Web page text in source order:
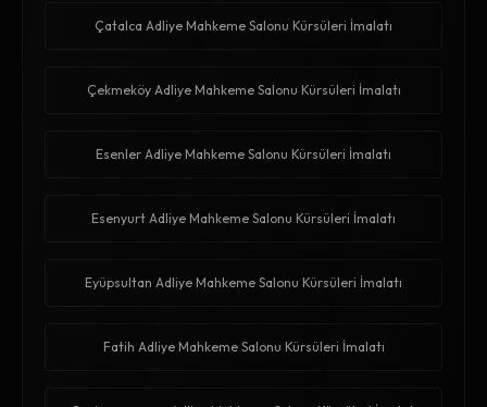
Çatalca Adliye Mahkeme Salonu Kürsüleri İmalatı
Çekmeköy Adliye Mahkeme Salonu Kürsüleri İmalatı
Esenler Adliye Mahkeme Salonu Kürsüleri İmalatı
Esenyurt Adliye Mahkeme Salonu Kürsüleri İmalatı
Eyüpsultan Adliye Mahkeme Salonu Kürsüleri İmalatı
Fatih Adliye Mahkeme Salonu Kürsüleri İmalatı